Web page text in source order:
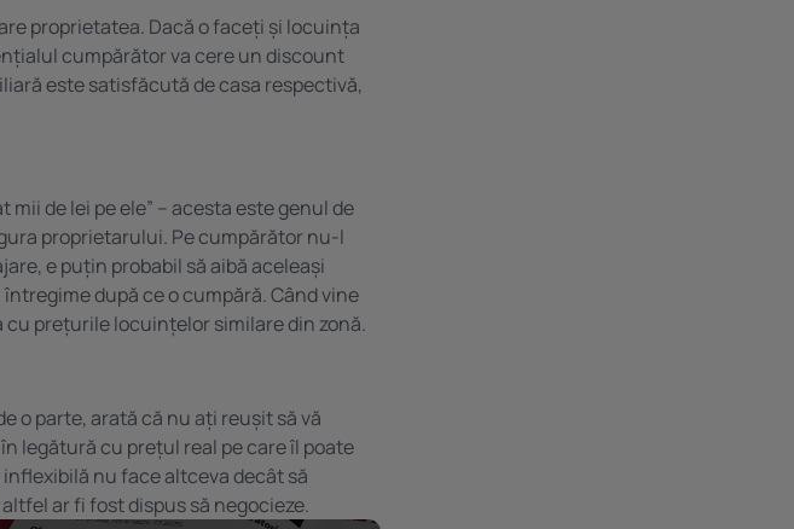
proprietatea. Dacă o faceți și locuința
cumpărător va cere un discount
este satisfăcută de casa respectivă,
mii de lei pe ele” – acesta este genul de
proprietarului. Pe cumpărător nu-l
e puțin probabil să aibă aceleași
după ce o cumpără. Când vine
prețurile locuințelor similare din zonă.
o parte, arată că nu ați reușit să vă
legătură cu prețul real pe care îl poate
nu face altceva decât să
ar fi fost dispus să negocieze.